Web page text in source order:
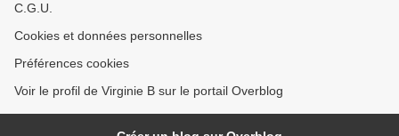
C.G.U.
Cookies et données personnelles
Préférences cookies
Voir le profil de Virginie B sur le portail Overblog